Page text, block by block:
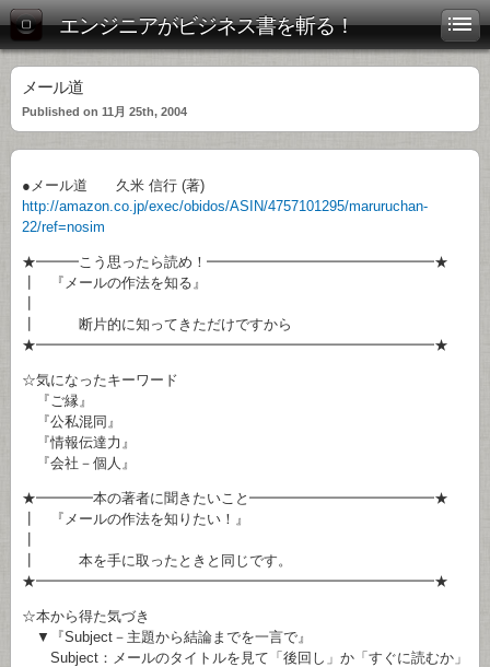
エンジニアがビジネス書を斬る！
メール道
Published on 11月 25th, 2004
●メール道 久米 信行 (著)
http://amazon.co.jp/exec/obidos/ASIN/4757101295/maruruchan-
22/ref=nosim
★━━━こう思ったら読め！━━━━━━━━━━━━━━━━★
┃ 『メールの作法を知る』
┃ 断片的に知ってきただけですから
★━━━━━━━━━━━━━━━━━━━━━━━━━━━━★
☆気になったキーワード
『ご縁』
『公私混同』
『情報伝達力』
『会社－個人』
★━━━━本の著者に聞きたいこと━━━━━━━━━━━━━★
┃ 『メールの作法を知りたい！』
┃ 本を手に取ったときと同じです。
★━━━━━━━━━━━━━━━━━━━━━━━━━━━━★
☆本から得た気づき
▼『Subject－主題から結論までを一言で』
Subject：メールのタイトルを見て「後回し」か「すぐに読むか」